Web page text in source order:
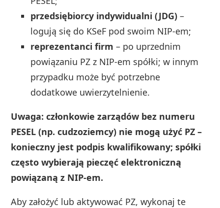
przedsiębiorcy indywidualni (JDG) –
logują się do KSeF pod swoim NIP-em;
reprezentanci firm – po uprzednim
powiązaniu PZ z NIP-em spółki; w innym
przypadku może być potrzebne
dodatkowe uwierzytelnienie.
Uwaga: członkowie zarządów bez numeru
PESEL (np. cudzoziemcy) nie mogą użyć PZ –
konieczny jest podpis kwalifikowany; spółki
często wybierają pieczęć elektroniczną
powiązaną z NIP-em.
Aby założyć lub aktywować PZ, wykonaj te